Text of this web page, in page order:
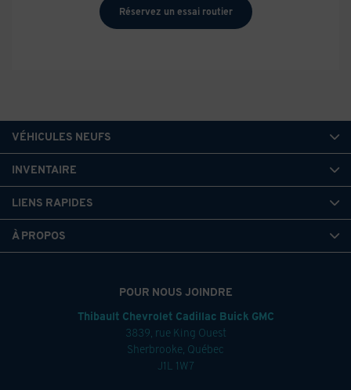
Réservez un essai routier
POUR NOUS JOINDRE
Thibault Chevrolet Cadillac Buick GMC
3839, rue King Ouest
Sherbrooke, Québec
J1L 1W7
VÉHICULES NEUFS
INVENTAIRE
LIENS RAPIDES
À PROPOS